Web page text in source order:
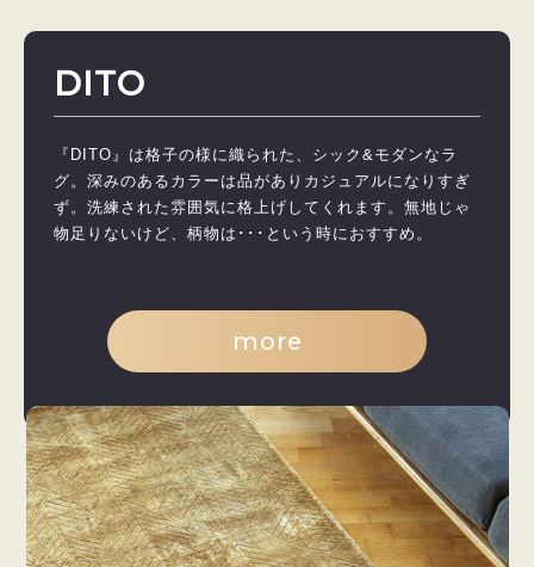
DITO
『DITO』は格子の様に織られた、シック&モダンなラ
グ。深みのあるカラーは品がありカジュアルになりすぎ
ず。洗練された雰囲気に格上げしてくれます。無地じゃ
物足りないけど、柄物は･･･という時におすすめ。
more